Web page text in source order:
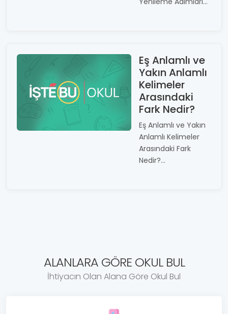
Eş Anlamlı ve
Yakın Anlamlı
Kelimeler
Arasındaki
Fark Nedir?
Eş Anlamlı ve Yakın
Anlamlı Kelimeler
Arasındaki Fark
Nedir?...
ALANLARA GÖRE OKUL BUL
İhtiyacın Olan Alana Göre Okul Bul